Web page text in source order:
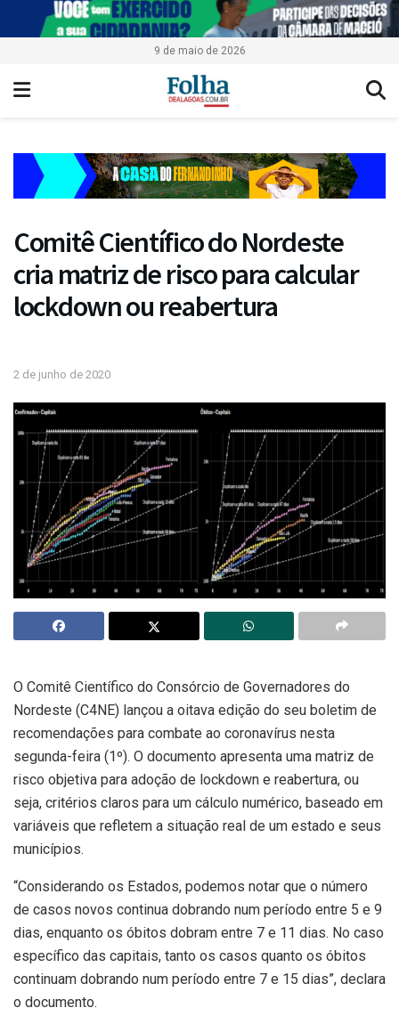
9 de maio de 2026
Comitê Científico do Nordeste
cria matriz de risco para calcular
lockdown ou reabertura
2 de junho de 2020
O Comitê Científico do Consórcio de Governadores do
Nordeste (C4NE) lançou a oitava edição do seu boletim de
recomendações para combate ao coronavírus nesta
segunda-feira (1º). O documento apresenta uma matriz de
risco objetiva para adoção de lockdown e reabertura, ou
seja, critérios claros para um cálculo numérico, baseado em
variáveis que refletem a situação real de um estado e seus
municípios.
“Considerando os Estados, podemos notar que o número
de casos novos continua dobrando num período entre 5 e 9
dias, enquanto os óbitos dobram entre 7 e 11 dias. No caso
específico das capitais, tanto os casos quanto os óbitos
continuam dobrando num período entre 7 e 15 dias”, declara
o documento.